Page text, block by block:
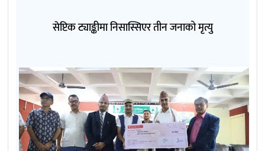
सेप्टिक ट्याङ्कीमा निसास्सिएर तीन जनाको मृत्यु